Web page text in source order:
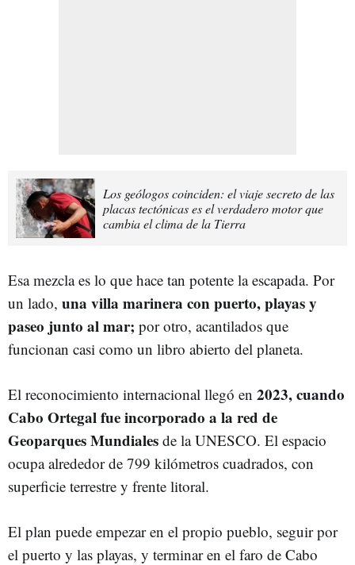
Los geólogos coinciden: el viaje secreto de las
placas tectónicas es el verdadero motor que
cambia el clima de la Tierra
Esa mezcla es lo que hace tan potente la escapada. Por
un lado, una villa marinera con puerto, playas y
paseo junto al mar; por otro, acantilados que
funcionan casi como un libro abierto del planeta.
El reconocimiento internacional llegó en 2023, cuando
Cabo Ortegal fue incorporado a la red de
Geoparques Mundiales de la UNESCO. El espacio
ocupa alrededor de 799 kilómetros cuadrados, con
superficie terrestre y frente litoral.
El plan puede empezar en el propio pueblo, seguir por
el puerto y las playas, y terminar en el faro de Cabo